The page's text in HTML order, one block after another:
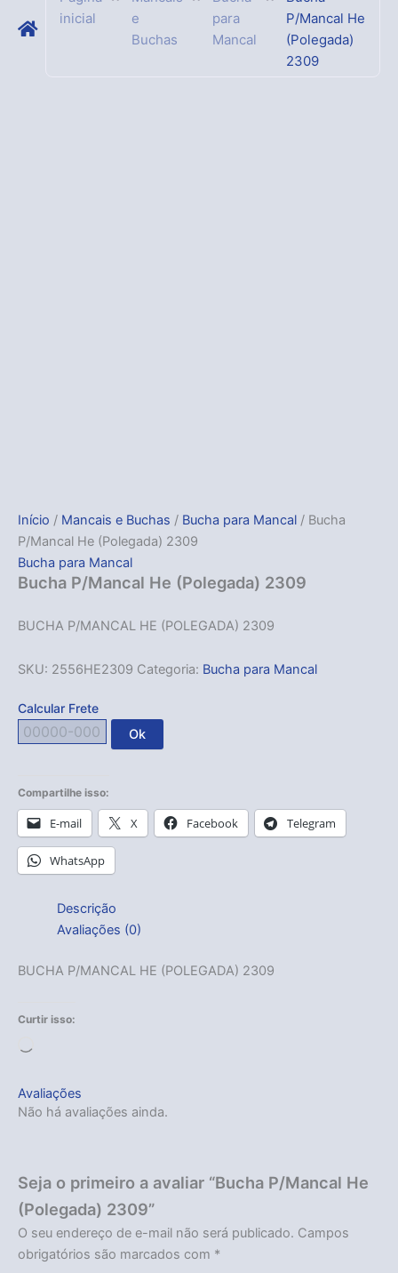
inicial
e
Buchas
para
Mancal
P/Mancal He
(Polegada)
2309
Início / Mancais e Buchas / Bucha para Mancal / Bucha
P/Mancal He (Polegada) 2309
Bucha para Mancal
Bucha P/Mancal He (Polegada) 2309
BUCHA P/MANCAL HE (POLEGADA) 2309
SKU: 2556HE2309 Categoria: Bucha para Mancal
Calcular Frete
Ok
Compartilhe isso:
E-mail X Facebook Telegram
WhatsApp
Descrição
Avaliações (0)
BUCHA P/MANCAL HE (POLEGADA) 2309
Curtir isso:
Avaliações
Não há avaliações ainda.
Seja o primeiro a avaliar “Bucha P/Mancal He
(Polegada) 2309”
O seu endereço de e-mail não será publicado. Campos
obrigatórios são marcados com *